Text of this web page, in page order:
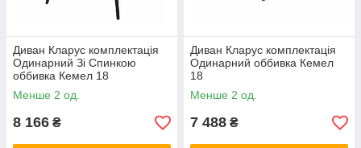
Диван Кларус комплектація
Одинарний Зі Спинкою
оббивка Кемел 18
Менше 2 од.
8 166 ₴
Диван Кларус комплектація
Одинарний оббивка Кемел
18
Менше 2 од.
7 488 ₴